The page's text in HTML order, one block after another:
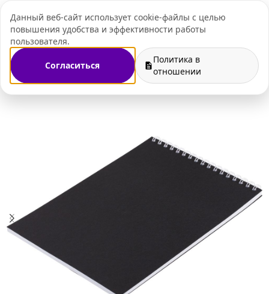
Данный веб-сайт использует cookie-файлы с целью
повышения удобства и эффективности работы
пользователя.
Согласиться
Политика в
отношении
+7 (495) 109-07-
Магазин Ежедневники и блокноты Блокноты с логотипом